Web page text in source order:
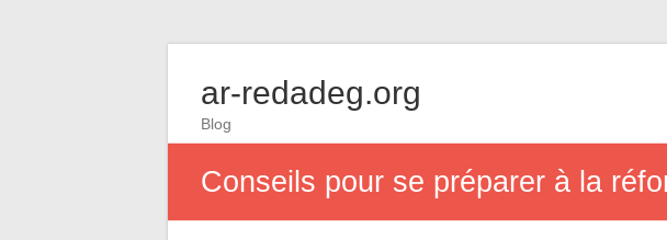
ar-redadeg.org
Blog
Conseils pour se préparer à la